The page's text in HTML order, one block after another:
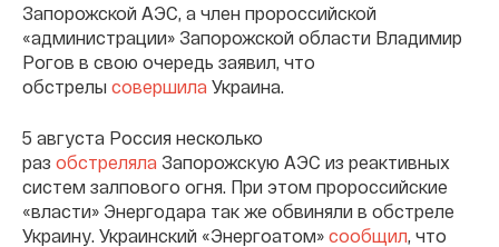
Запорожской АЭС, а член пророссийской
«администрации» Запорожской области Владимир
Рогов в свою очередь заявил, что
обстрелы совершила Украина.
5 августа Россия несколько
раз обстреляла Запорожскую АЭС из реактивных
систем залпового огня. При этом пророссийские
«власти» Энергодара так же обвиняли в обстреле
Украину. Украинский «Энергоатом» сообщил , что